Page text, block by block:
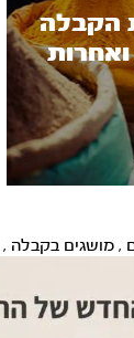
הקבלה
, מושגים בקבלה ,